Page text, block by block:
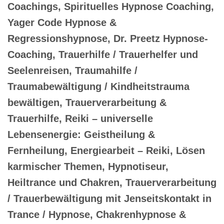
Coachings, Spirituelles Hypnose Coaching,
Yager Code Hypnose &
Regressionshypnose, Dr. Preetz Hypnose-
Coaching, Trauerhilfe / Trauerhelfer und
Seelenreisen, Traumahilfe /
Traumabewältigung / Kindheitstrauma
bewältigen, Trauerverarbeitung &
Trauerhilfe, Reiki – universelle
Lebensenergie: Geistheilung &
Fernheilung, Energiearbeit – Reiki, Lösen
karmischer Themen, Hypnotiseur,
Heiltrance und Chakren, Trauerverarbeitung
/ Trauerbewältigung mit Jenseitskontakt in
Trance / Hypnose, Chakrenhypnose &